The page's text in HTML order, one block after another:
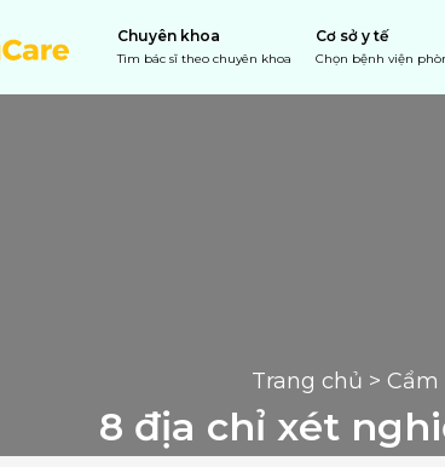
Chuyên khoa
Tìm bác sĩ theo chuyên khoa
Cơ sở y tế
Chọn bệnh viện
Trang chủ > Cẩm
8 địa chỉ xét